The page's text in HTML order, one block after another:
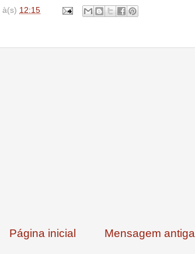
à(s) 12:15
Mensagem antiga
Página inicial